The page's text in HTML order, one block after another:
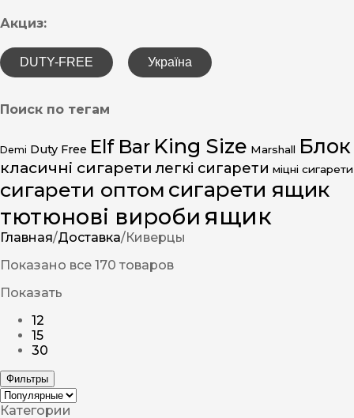
Акциз:
DUTY-FREE Україна
Поиск по тегам
Demi Duty Free Elf Bar King Size Marshall Блок
класичні сигарети легкі сигарети міцні сигарети
сигарети оптом сигарети ящик
тютюнові вироби ящик
Главная/Доставка/Киверцы
Показано все 170 товаров
Показать
12
15
30
Фильтры
Категории